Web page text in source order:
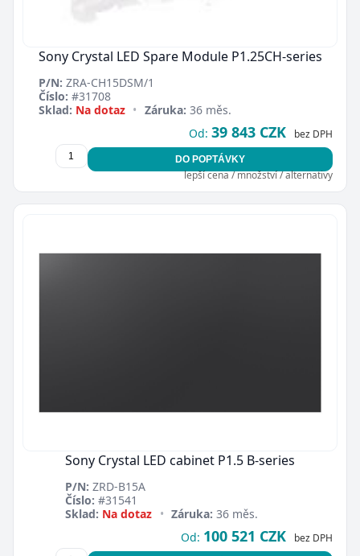
Sony Crystal LED Spare Module P1.25CH-series
P/N: ZRA-CH15DSM/1
Číslo: #31708
Sklad: Na dotaz • Záruka: 36 měs.
Od: 39 843 CZK bez DPH
DO POPTÁVKY
lepší cena / množství / alternativy
Sony Crystal LED cabinet P1.5 B-series
P/N: ZRD-B15A
Číslo: #31541
Sklad: Na dotaz • Záruka: 36 měs.
Od: 100 521 CZK bez DPH